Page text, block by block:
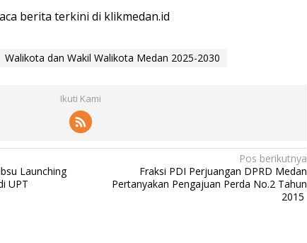
berita terkini di klikmedan.id
Walikota dan Wakil Walikota Medan 2025-2030
Ikuti Kami
Launching
UPT
Pos berikutnya
Fraksi PDI Perjuangan DPRD Medan
Pertanyakan Pengajuan Perda No.2 Tahun
2015